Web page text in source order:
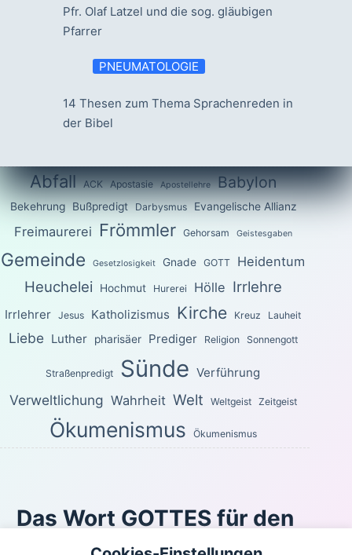
Pfr. Olaf Latzel und die sog. gläubigen
Pfarrer
PNEUMATOLOGIE
14 Thesen zum Thema Sprachenreden in
der Bibel
Abfall ACK Apostasie Apostellehre Babylon
Bekehrung Bußpredigt Darbysmus Evangelische Allianz
Freimaurerei Frömmler Gehorsam Geistesgaben
Gemeinde Gesetzlosigkeit Gnade GOTT Heidentum
Heuchelei Hochmut Hurerei Hölle Irrlehre
Irrlehrer Jesus Katholizismus Kirche Kreuz Lauheit
Liebe Luther pharisäer Prediger Religion Sonnengott
Straßenpredigt Sünde Verführung
Verweltlichung Wahrheit Welt Weltgeist Zeitgeist
Ökumenismus Ökumenismus
Das Wort GOTTES für den
heutigen Tag